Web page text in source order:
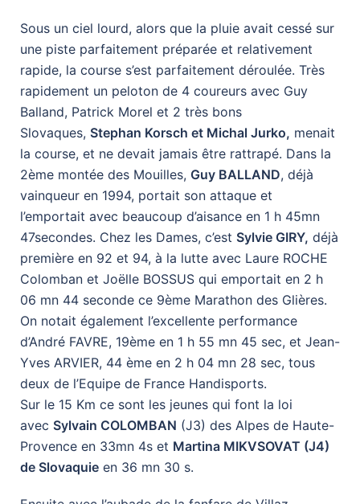
Sous un ciel lourd, alors que la pluie avait cessé sur
une piste parfaitement préparée et relativement
rapide, la course s’est parfaitement déroulée. Très
rapidement un peloton de 4 coureurs avec Guy
Balland, Patrick Morel et 2 très bons
Slovaques, Stephan Korsch et Michal Jurko, menait
la course, et ne devait jamais être rattrapé. Dans la
2ème montée des Mouilles, Guy BALLAND, déjà
vainqueur en 1994, portait son attaque et
l’emportait avec beaucoup d’aisance en 1 h 45mn
47secondes. Chez les Dames, c’est Sylvie GIRY, déjà
première en 92 et 94, à la lutte avec Laure ROCHE
Colomban et Joëlle BOSSUS qui emportait en 2 h
06 mn 44 seconde ce 9ème Marathon des Glières.
On notait également l’excellente performance
d’André FAVRE, 19ème en 1 h 55 mn 45 sec, et Jean-
Yves ARVIER, 44 ème en 2 h 04 mn 28 sec, tous
deux de l’Equipe de France Handisports.
Sur le 15 Km ce sont les jeunes qui font la loi
avec Sylvain COLOMBAN (J3) des Alpes de Haute-
Provence en 33mn 4s et Martina MIKVSOVAT (J4)
de Slovaquie en 36 mn 30 s.